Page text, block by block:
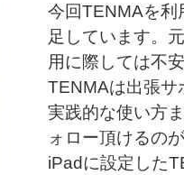
今回TENMAを利
足しています。
用に際しては不
TENMAは出張サ
実践的な使い方
ォロー頂けるの
iPadに設定した